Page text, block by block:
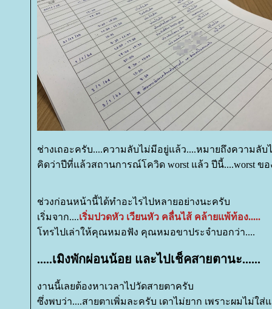
ช่างเถอะครับ....ความลับไม่มีอยู่แล้ว....หมายถึงความลับ
คิดว่าปีที่แล้วสถานการณ์โควิด worst แล้ว ปีนี้....worst ขอ
ช่วงก่อนหน้านี้ได้ทำอะไรไปหลายอย่างนะครับ
เริ่มจาก....เริ่มปวดหัว เวียนหัว คลื่นไส้ คล้ายแพ้ท้อง.....
ทรไปเล่าให้คุณหมอฟัง คุณหมอขาประจำบอกว่า....
.....เมิงพักผ่อนน้อย และไปเช็คสายตานะ......
งานนี้เลยต้องหาเวลาไปวัดสายตาครับ
ซึ่งพบว่า....สายตาเพิ่มละครับ เดาไม่ยาก เพราะผมไม่ใส่